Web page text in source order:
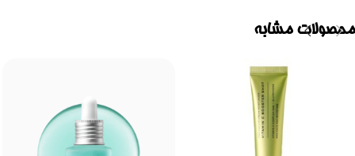
محصولات مشابه